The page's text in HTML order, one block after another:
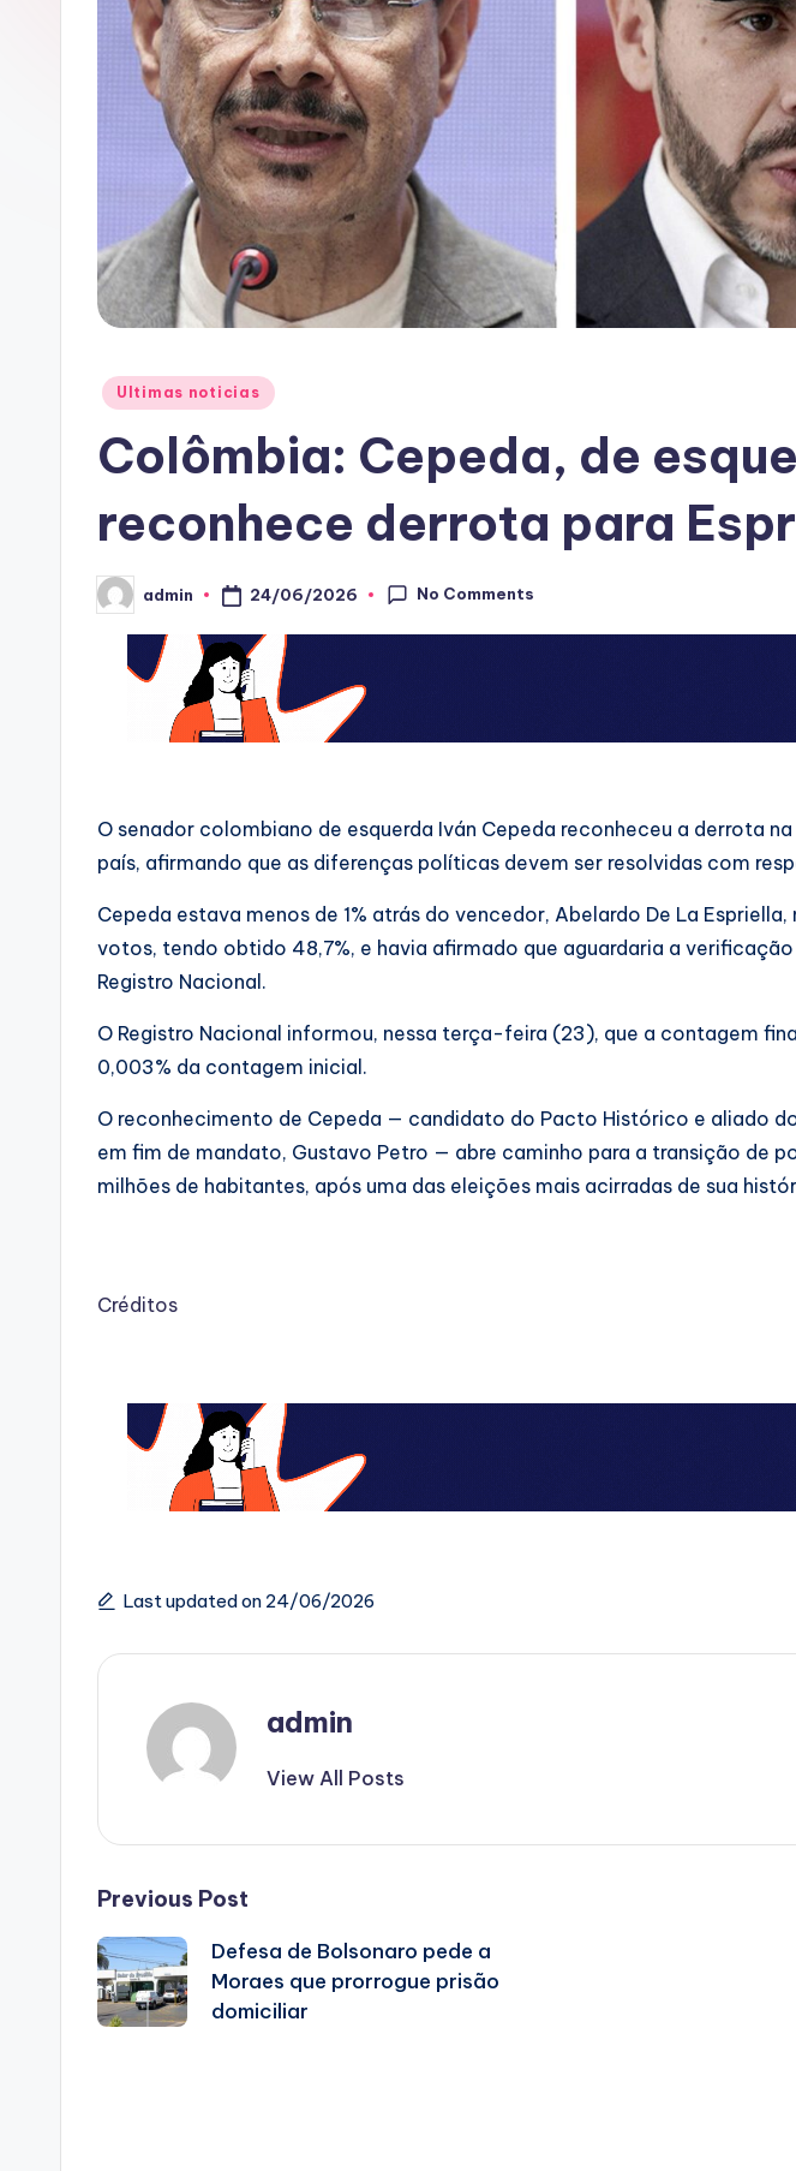
Posted
Ultimas noticias
Colômbia: Cepeda, de
reconhece derrota para
Posted
by
admin 24/06/2026 No Comments
O senador colombiano de esquerda Iván Cepeda reconheceu a derrota
país, afirmando que as diferenças políticas devem ser resolvidas com
Cepeda estava menos de 1% atrás do vencedor, Abelardo De La
votos, tendo obtido 48,7%, e havia afirmado que aguardaria a
Registro Nacional.
O Registro Nacional informou, nessa terça-feira (23), que a contagem
0,003% da contagem inicial.
O reconhecimento de Cepeda — candidato do Pacto Histórico e aliado
em fim de mandato, Gustavo Petro — abre caminho para a transição de
milhões de habitantes, após uma das eleições mais acirradas de sua
Créditos
Last updated on 24/06/2026
admin
View All Posts
Post
navigation
Previous Post
Defesa de Bolsonaro pede a
Moraes que prorrogue prisão
domiciliar